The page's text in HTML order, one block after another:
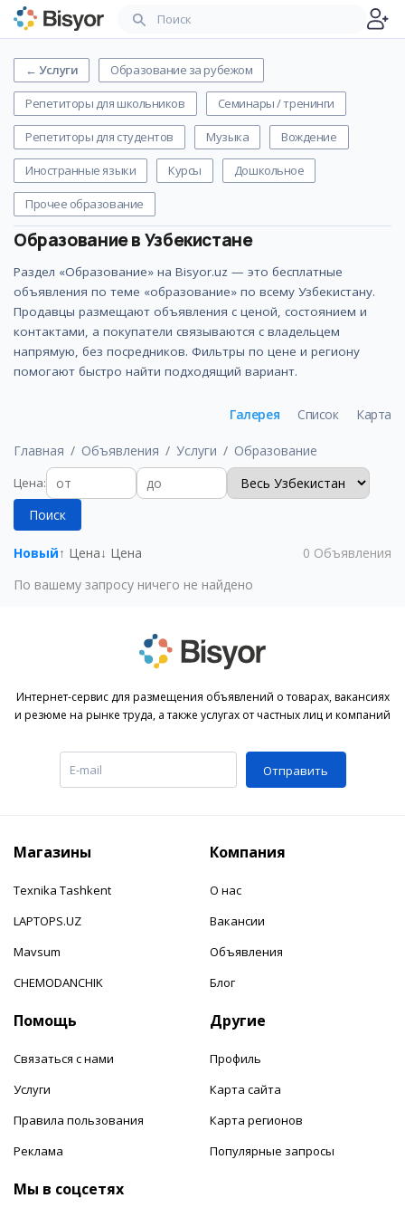
←Услуги Образование за рубежом
Репетиторы для школьников Cеминары / тренинги
Репетиторы для студентов Музыка Вождение
Иностранные языки Курсы Дошкольное
Прочее образование
Образованиев Узбекистане
Раздел «Образование» на Bisyor.uz — это бесплатные
объявления по теме «образование» по всему Узбекистану.
Продавцы размещают объявления с ценой, состоянием и
контактами, а покупатели связываются с владельцем
напрямую, без посредников. Фильтры по цене и региону
помогают быстро найти подходящий вариант.
Главная Объявления Услуги Образование
Галерея Список Карта
Цена:
Поиск
Новый↑ Цена↓ Цена 0 Объявления
По вашему запросу ничего не найдено
Интернет-сервис для размещения объявлений о товарах, вакансиях
и резюме на рынке труда, а также услугах от частных лиц и компаний
Отправить
Магазины
Texnika Tashkent
LAPTOPS.UZ
Mavsum
CHEMODANCHIK
Компания
О нас
Вакансии
Объявления
Блог
Помощь
Связаться с нами
Услуги
Правила пользования
Реклама
Другие
Профиль
Карта сайта
Карта регионов
Популярные запросы
Мы в соцсетях